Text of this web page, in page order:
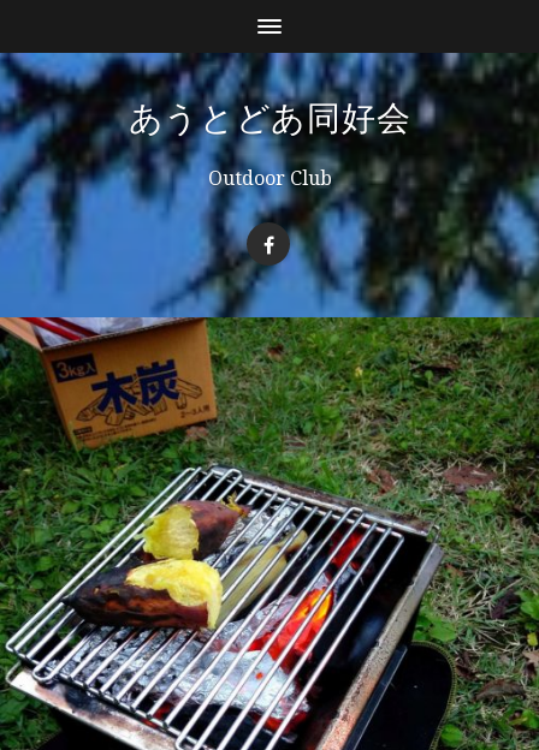
あうとどあ同好会
Outdoor Club